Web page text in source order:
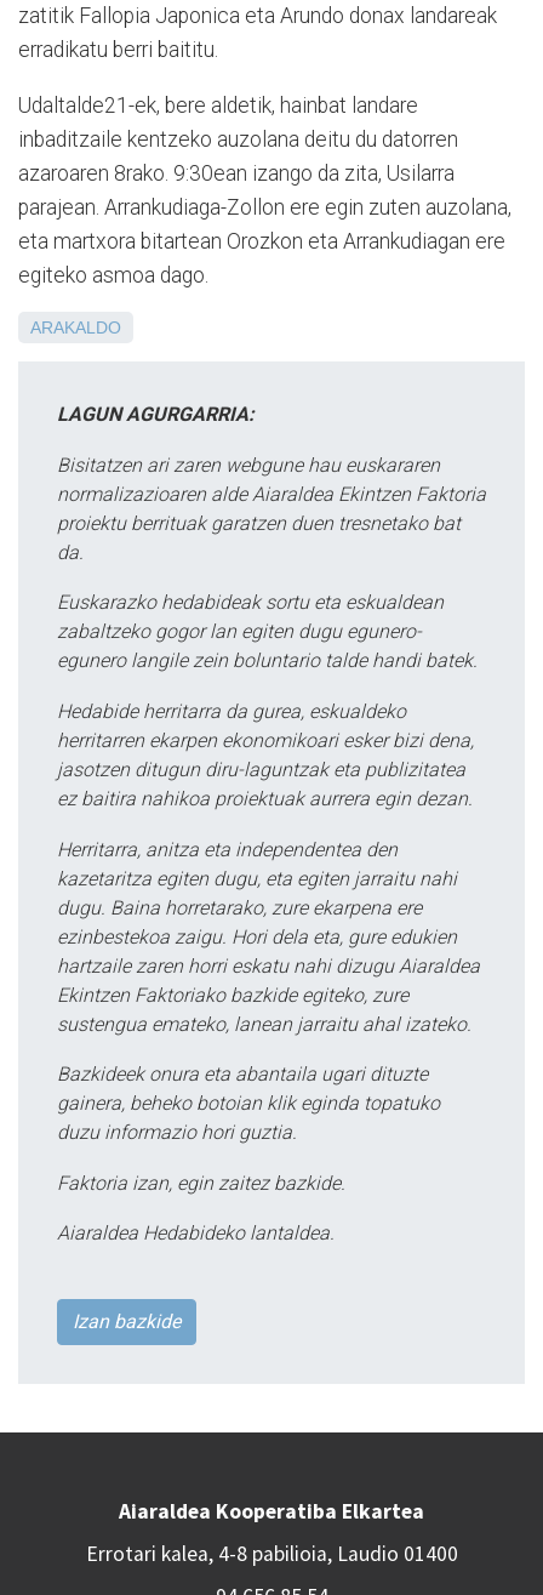
zatitik Fallopia Japonica eta Arundo donax landareak
erradikatu berri baititu.
Udaltalde21-ek, bere aldetik, hainbat landare
inbaditzaile kentzeko auzolana deitu du datorren
azaroaren 8rako. 9:30ean izango da zita, Usilarra
parajean. Arrankudiaga-Zollon ere egin zuten auzolana,
eta martxora bitartean Orozkon eta Arrankudiagan ere
egiteko asmoa dago.
ARAKALDO
LAGUN AGURGARRIA:
Bisitatzen ari zaren webgune hau euskararen
normalizazioaren alde Aiaraldea Ekintzen Faktoria
proiektu berrituak garatzen duen tresnetako bat
da.
Euskarazko hedabideak sortu eta eskualdean
zabaltzeko gogor lan egiten dugu egunero-
egunero langile zein boluntario talde handi batek.
Hedabide herritarra da gurea, eskualdeko
herritarren ekarpen ekonomikoari esker bizi dena,
jasotzen ditugun diru-laguntzak eta publizitatea
ez baitira nahikoa proiektuak aurrera egin dezan.
Herritarra, anitza eta independentea den
kazetaritza egiten dugu, eta egiten jarraitu nahi
dugu. Baina horretarako, zure ekarpena ere
ezinbestekoa zaigu. Hori dela eta, gure edukien
hartzaile zaren horri eskatu nahi dizugu Aiaraldea
Ekintzen Faktoriako bazkide egiteko, zure
sustengua emateko, lanean jarraitu ahal izateko.
Bazkideek onura eta abantaila ugari dituzte
gainera, beheko botoian klik eginda topatuko
duzu informazio hori guztia.
Faktoria izan, egin zaitez bazkide.
Aiaraldea Hedabideko lantaldea.
Izan bazkide
Aiaraldea Kooperatiba Elkartea
Errotari kalea, 4-8 pabilioia, Laudio 01400